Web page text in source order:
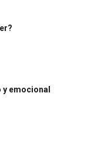
y emocional